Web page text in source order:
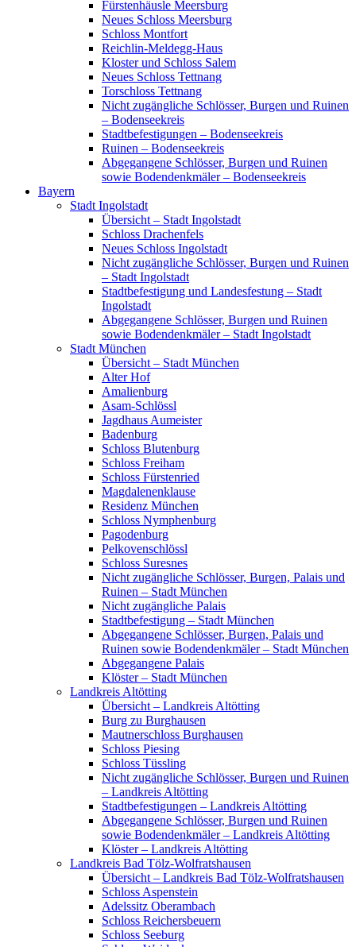
Fürstenhäusle Meersburg
Neues Schloss Meersburg
Schloss Montfort
Reichlin-Meldegg-Haus
Kloster und Schloss Salem
Neues Schloss Tettnang
Torschloss Tettnang
Nicht zugängliche Schlösser, Burgen und Ruinen
– Bodenseekreis
Stadtbefestigungen – Bodenseekreis
Ruinen – Bodenseekreis
Abgegangene Schlösser, Burgen und Ruinen
sowie Bodendenkmäler – Bodenseekreis
Bayern
Stadt Ingolstadt
Übersicht – Stadt Ingolstadt
Schloss Drachenfels
Neues Schloss Ingolstadt
Nicht zugängliche Schlösser, Burgen und Ruinen
– Stadt Ingolstadt
Stadtbefestigung und Landesfestung – Stadt
Ingolstadt
Abgegangene Schlösser, Burgen und Ruinen
sowie Bodendenkmäler – Stadt Ingolstadt
Stadt München
Übersicht – Stadt München
Alter Hof
Amalienburg
Asam-Schlössl
Jagdhaus Aumeister
Badenburg
Schloss Blutenburg
Schloss Freiham
Schloss Fürstenried
Magdalenenklause
Residenz München
Schloss Nymphenburg
Pagodenburg
Pelkovenschlössl
Schloss Suresnes
Nicht zugängliche Schlösser, Burgen, Palais und
Ruinen – Stadt München
Nicht zugängliche Palais
Stadtbefestigung – Stadt München
Abgegangene Schlösser, Burgen, Palais und
Ruinen sowie Bodendenkmäler – Stadt München
Abgegangene Palais
Klöster – Stadt München
Landkreis Altötting
Übersicht – Landkreis Altötting
Burg zu Burghausen
Mautnerschloss Burghausen
Schloss Piesing
Schloss Tüssling
Nicht zugängliche Schlösser, Burgen und Ruinen
– Landkreis Altötting
Stadtbefestigungen – Landkreis Altötting
Abgegangene Schlösser, Burgen und Ruinen
sowie Bodendenkmäler – Landkreis Altötting
Klöster – Landkreis Altötting
Landkreis Bad Tölz-Wolfratshausen
Übersicht – Landkreis Bad Tölz-Wolfratshausen
Schloss Aspenstein
Adelssitz Oberambach
Schloss Reichersbeuern
Schloss Seeburg